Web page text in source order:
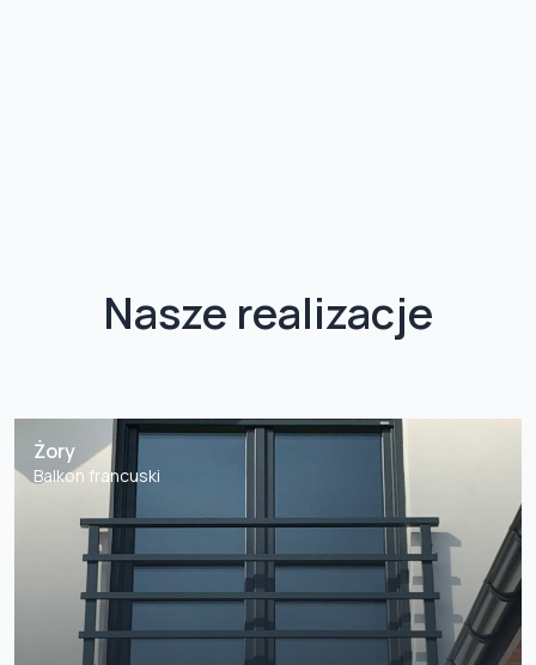
Nasze realizacje
Żory
Balkon francuski